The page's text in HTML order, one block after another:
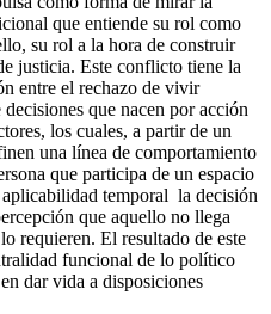
que entiende su rol como
su rol a la hora de construir
justicia. Este conflicto tiene la
entre el rechazo de vivir
que nacen por acción
los cuales, a partir de un
una línea de comportamiento
que participa de un espacio
temporal la decisión
que aquello no llega
requieren. El resultado de este
funcional de lo político
dar vida a disposiciones